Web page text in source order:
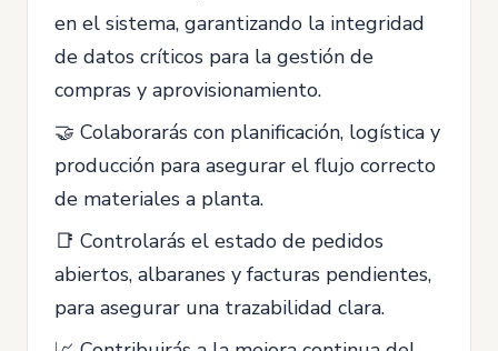
en el sistema, garantizando la integridad
de datos críticos para la gestión de
compras y aprovisionamiento.
🤝 Colaborarás con planificación, logística y
producción para asegurar el flujo correcto
de materiales a planta.
📑 Controlarás el estado de pedidos
abiertos, albaranes y facturas pendientes,
para asegurar una trazabilidad clara.